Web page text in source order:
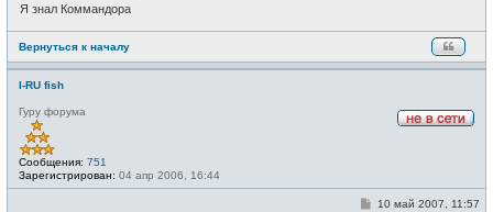
Я знал Коммандора
Вернуться к началу
I-RU fish
е
т
Гуру форума
Сообщения: 751
Зарегистрирован: 04 апр 2006, 16:44
С10 май 2007, 11:57